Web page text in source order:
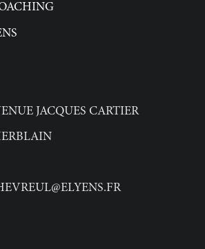
JACQUES CARTIER